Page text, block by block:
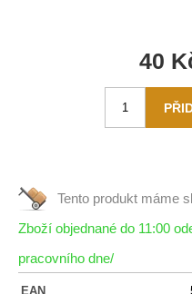
40
Tento produkt máme
Zboží objednané do 11:00
pracovního dne/
EAN